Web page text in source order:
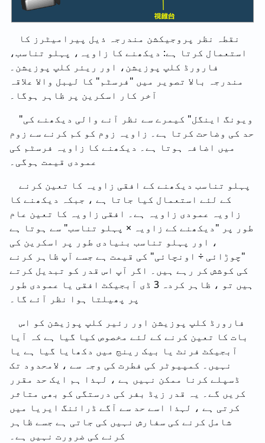
نقطہ نظر پروجیکشن مندرجہ ذیل پیرامیٹرز کا
استعمال کرتا ہے: دیکھنے کا زاویہ، پہلو تناسب،
فارورڈ کلپ پوزیشن، اور ریئر کلپ پوزیشن۔
مندرجہ بالا تصویر میں "فرسٹم" کا لیبل والا علاقہ
آخر کار اسکرین پر ظاہر ہوگا۔
"ویونگ اینگل" کیمرے سے نظر آنے والی دیکھنے کی
حد کی وضاحت کرتا ہے۔ زاویہ زوم کو کم کرنے سے زوم
میں اضافہ ہوتا ہے۔ دیکھنے کا زاویہ فرسٹم کی
عمودی قیمت ہوگی۔
پہلو تناسب دیکھنے کے افقی زاویہ کا تعین کرنے
کے لئے استعمال کیا جاتا ہے ، جبکہ دیکھنے کا
زاویہ عمودی زاویہ ہے۔ افقی زاویہ کا تعین عام
طور پر "دیکھنے کے زاویہ × پہلو تناسب" سے ہوتا ہے
، اور پہلو تناسب بنیادی طور پر اسکرین کی
"چوڑائی ÷ اونچائی" کی قیمت ہے جسے آپ ظاہر کرنے
کی کوشش کر رہے ہیں۔ اگر آپ اس قدر کو تبدیل کرتے
ہیں تو ، ظاہر کردہ 3 ڈی آبجیکٹ افقی یا عمودی طور
پر پھیلتا ہوا نظر آئے گا۔
فارورڈ کلپ پوزیشن اور رئیر کلپ پوزیشن کو اس
بات کا تعین کرنے کے لئے مخصوص کیا گیا ہے کہ آیا
آبجیکٹ فرنٹ یا بیک رینج میں دکھایا گیا ہے یا
نہیں۔ کمپیوٹر کی فطرت کی وجہ سے ، لامحدود تک
ڈسپلے کرنا ممکن نہیں ہے ، لہذا ہم ایک حد مقرر
کریں گے۔ یہ قدر زیڈ بفر کی درستگی کو بھی متاثر
کرتی ہے ، لہذا اسے حد سے آگے ڈرائنگ ایریا میں
شامل کرنے کی سفارش نہیں کی جاتی ہے جسے ظاہر
کرنے کی ضرورت نہیں ہے۔